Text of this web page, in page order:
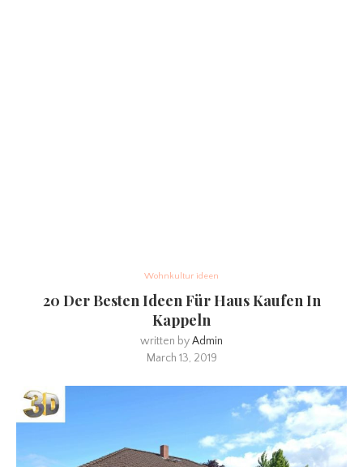
Wohnkultur ideen
20 Der Besten Ideen Für Haus Kaufen In
Kappeln
written byAdmin
March 13, 2019